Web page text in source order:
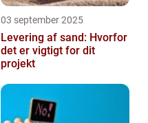
03 september 2025
Levering af sand: Hvorfor
det er vigtigt for dit
projekt